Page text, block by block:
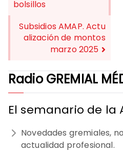
DE
ENTRADAS
bolsillos
Subsidios AMAP. Actu
alización de montos
marzo 2025
Radio GREMIAL
El semanario de la
Novedades gremiales,
actualidad profesional.